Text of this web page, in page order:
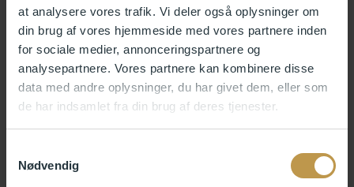
at analysere vores trafik. Vi deler også oplysninger om
din brug af vores hjemmeside med vores partnere inden
for sociale medier, annonceringspartnere og
analysepartnere. Vores partnere kan kombinere disse
data med andre oplysninger, du har givet dem, eller som
de har indsamlet fra din brug af deres tjenester.
Nødvendig